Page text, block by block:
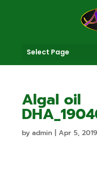
Select Page
Algal oil
by admin Apr 5, 2019